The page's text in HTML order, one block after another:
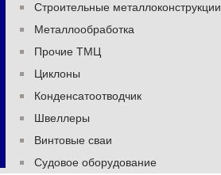
Строительные металлоконструкции
Металлообработка
Прочие ТМЦ
Циклоны
Конденсатоотводчик
Швеллеры
Винтовые сваи
Судовое оборудование